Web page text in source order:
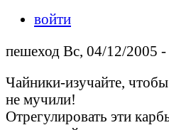
войти
пешеход Вс, 04/12/2005 -
Чайники-изучайте,
не мучили!
Отрегулировать эти